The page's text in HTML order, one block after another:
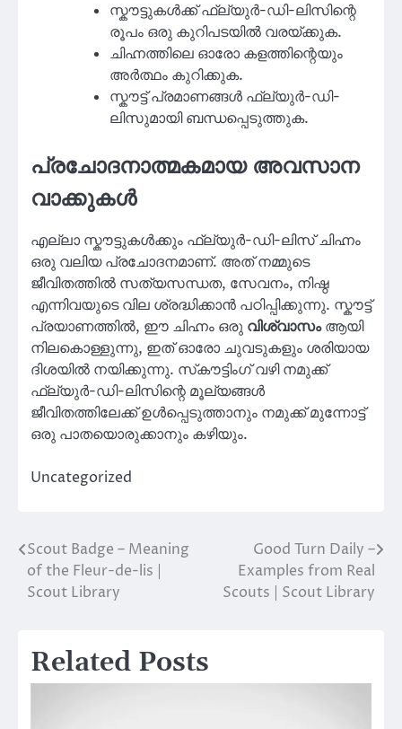
സ്കൗട്ടുകൾക്ക് ഫ്ല്യുർ-ഡി-ലിസിന്റെ
രൂപം ഒരു കുറിപടയിൽ വരയ്ക്കുക.
ചിഹ്നത്തിലെ ഓരോ കളത്തിന്റെയും
അർത്ഥം കുറിക്കുക.
സ്കൗട്ട് പ്രമാണങ്ങൾ ഫ്ല്യുർ-ഡി-
ലിസുമായി ബന്ധപ്പെടുത്തുക.
പ്രചോദനാത്മകമായ അവസാന
വാക്കുകൾ
എല്ലാ സ്കൗട്ടുകൾക്കും ഫ്ല്യുർ-ഡി-ലിസ് ചിഹ്നം
ഒരു വലിയ പ്രചോദനമാണ്. അത് നമ്മുടെ
ജീവിതത്തിൽ സത്യസന്ധത, സേവനം, നിഷ്ഠ
എന്നിവയുടെ വില ശ്രദ്ധിക്കാൻ പഠിപ്പിക്കുന്നു. സ്കൗട്ട്
പ്രയാണത്തിൽ, ഈ ചിഹ്നം ഒരു വിശ്വാസംആയി
നിലകൊള്ളുന്നു, ഇത് ഓരോ ചുവടുകളും ശരിയായ
ദിശയിൽ നയിക്കുന്നു. സ്‌കൗട്ടിംഗ് വഴി നമുക്ക്
ഫ്ല്യുർ-ഡി-ലിസിന്റെ മൂല്യങ്ങൾ
ജീവിതത്തിലേക്ക് ഉൾപ്പെടുത്താനും നമുക്ക് മുന്നോട്ട്
ഒരു പാതയൊരുക്കാനും കഴിയും.
Uncategorized
Post
navigation
Scout Badge – Meaning
of the Fleur-de-lis |
Scout Library
Good Turn Daily –
Examples from Real
Scouts | Scout Library
Related Posts